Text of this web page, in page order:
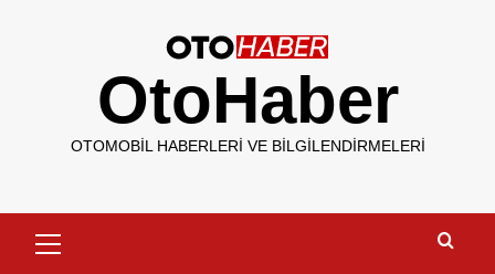
OtoHaber
OTOMOBIL HABERLERI VE BILGILENDIRMELERI